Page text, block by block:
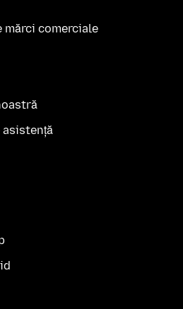
mărci comerciale
asistență